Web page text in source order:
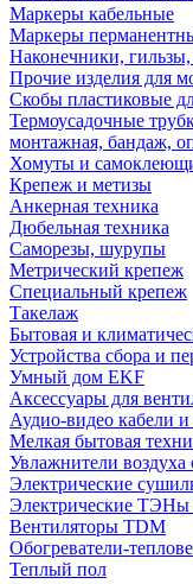
Маркеры кабельные
Маркеры
Наконечники,
Прочие изделия для
Скобы пластиковые
Термоусадочные
монтажная, бандаж,
Хомуты и
Крепеж и метизы
Анкерная техника
Дюбельная техника
Саморезы, шурупы
Метрический крепеж
Специальный крепеж
Такелаж
Бытовая и
Устройства сбора и
Умный дом EKF
Аксессуары для
Аудио-видео кабели
Мелкая бытовая
Увлажнители
Электрические
Электрические
Вентиляторы TDM
Обогреватели-
Теплый пол